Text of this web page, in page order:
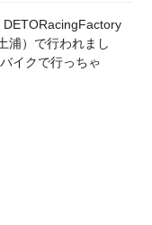
浦）で行われまし
イクで行っちゃ